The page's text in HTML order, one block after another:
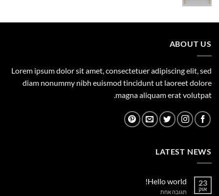
1,500.00 ₪.
1,149.00 ₪.
ABOUT US
Lorem ipsum dolor sit amet, consectetuer adipiscing elit, sed
diam nonummy nibh euismod tincidunt ut laoreet dolore
magna aliquam erat volutpat.
LATEST NEWS
23
אוק
Hello world!
תגובה אחתעל